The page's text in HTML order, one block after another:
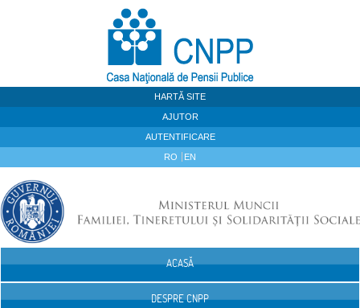
HARTĂ SITE
AJUTOR
AUTENTIFICARE
RO EN
ACASĂ
DESPRE CNPP